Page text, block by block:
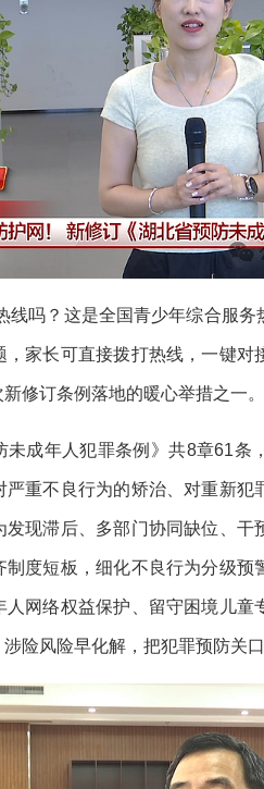
线吗？这是全国青少年综合服
家长可直接拨打热线，一键
修订条例落地的暖心举措之一。
未成年人犯罪条例》共8章61条
重不良行为的矫治、对重新
现滞后、多部门协同缺位、
度短板，细化不良行为分级
网络权益保护、留守困境儿
险风险早化解，把犯罪预防关